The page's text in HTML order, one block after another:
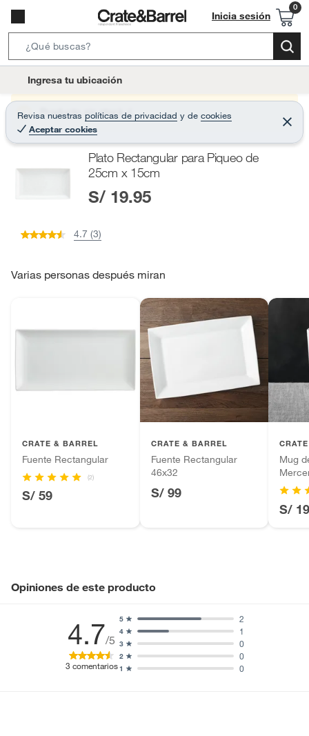
Inicia sesión
e
r
c
B
t
n
Ingresa tu ubicación
Revisa nuestras políticas de privacidad y de cookies
Aceptar cookies
C
e
r
Producto sin stock :(
Plato Rectangular para Piqueo de
25cm x 15cm
S/ 19.95
4.7 (3)
Varias personas después miran
CRATE & BARREL
Fuente Rectangular
(2)
S/ 59
CRATE & BARREL
Fuente Rectangular
46x32
S/ 99
Mug
S/
Opiniones de este producto
4.7/5
3 comentarios1 0
2 0
3 0
4 1
5 2